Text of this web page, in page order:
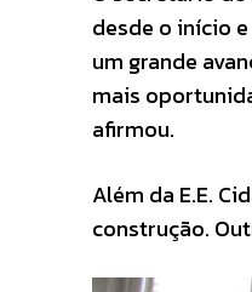
desde o início
um grande
mais
afirmou.
Além da E.E.
construção.